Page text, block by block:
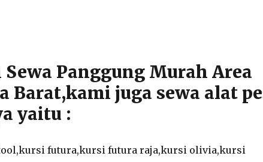
Sewa Panggung Murah Area
Barat,kami juga sewa alat
yaitu :
futura,kursi futura raja,kursi olivia,kursi